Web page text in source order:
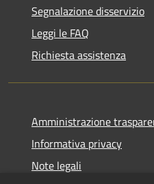
Segnalazione disservizio
Leggi le FAQ
Richiesta assistenza
Amministrazione
Informativa privacy
Note legali